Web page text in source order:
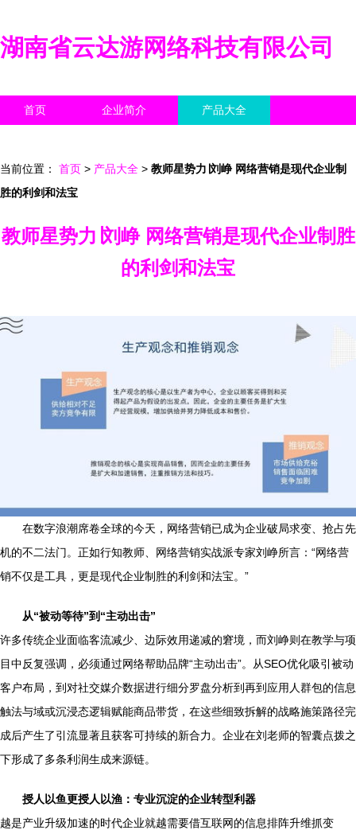
湖南省云达游网络科技有限公司
首页 企业简介 产品大全
当前位置： 首页 > 产品大全 > 教师星势力∣刘峥 网络营销是现代企业制
胜的利剑和法宝
教师星势力∣刘峥 网络营销是现代企业制胜
的利剑和法宝
在数字浪潮席卷全球的今天，网络营销已成为企业破局求变、抢占先
机的不二法门。正如行知教师、网络营销实战派专家刘峥所言：“网络营
销不仅是工具，更是现代企业制胜的利剑和法宝。”
从“被动等待”到“主动出击”
许多传统企业面临客流减少、边际效用递减的窘境，而刘峥则在教学与项
目中反复强调，必须通过网络帮助品牌“主动出击”。从SEO优化吸引被动
客户布局，到对社交媒介数据进行细分罗盘分析到再到应用人群包的信息
触法与域或沉浸态逻辑赋能商品带货，在这些细致拆解的战略施策路径完
成后产生了引流显著且获客可持续的新合力。企业在刘老师的智囊点拨之
下形成了多条利润生成来源链。
授人以鱼更授人以渔：专业沉淀的企业转型利器
越是产业升级加速的时代企业就越需要借互联网的信息排阵升维抓变